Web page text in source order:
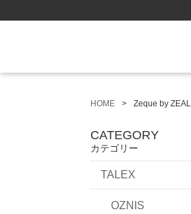
HOME Zeque by
CATEGORY
カテゴリー
TALEX
OZNIS